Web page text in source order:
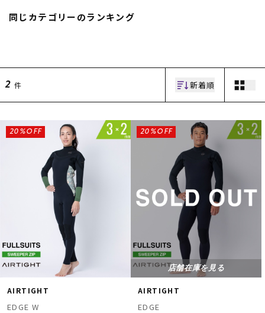
同じカテゴリーのランキング
2 件 新着順
AIRTIGHT
EDGE W
20%OFF
店舗在庫を見る
AIRTIGHT
EDGE
20%OFF